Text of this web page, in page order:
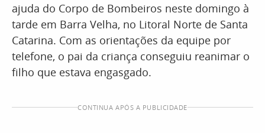
ajuda do Corpo de Bombeiros neste domingo à
tarde em Barra Velha, no Litoral Norte de Santa
Catarina. Com as orientações da equipe por
telefone, o pai da criança conseguiu reanimar o
filho que estava engasgado.
CONTINUA APÓS A PUBLICIDADE